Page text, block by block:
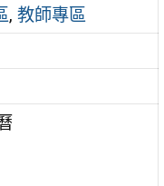
,教師專區